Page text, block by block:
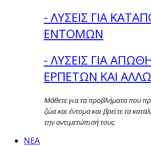
- ΛΥΣΕΙΣ ΓΙΑ
ΕΝΤΟΜΩΝ
- ΛΥΣΕΙΣ ΓΙΑ
ΕΡΠΕΤΩΝ ΚΑΙ
Μάθετε για τα προβλήματα που
ζώα και έντομα και βρείτε τα
την αντιμετώπισή τους.
ΝΕΑ